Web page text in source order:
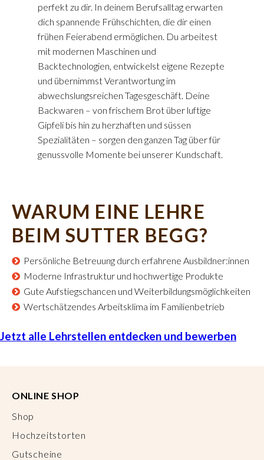
perfekt zu dir. In deinem Berufsalltag erwarten
dich spannende Frühschichten, die dir einen
frühen Feierabend ermöglichen. Du arbeitest
mit modernen Maschinen und
Backtechnologien, entwickelst eigene Rezepte
und übernimmst Verantwortung im
abwechslungsreichen Tagesgeschäft. Deine
Backwaren – von frischem Brot über luftige
Gipfeli bis hin zu herzhaften und süssen
Spezialitäten – sorgen den ganzen Tag über für
genussvolle Momente bei unserer Kundschaft.
WARUM EINE LEHRE
BEIM SUTTER BEGG?
Persönliche Betreuung durch erfahrene Ausbildner:innen
Moderne Infrastruktur und hochwertige Produkte
Gute Aufstiegschancen und Weiterbildungsmöglichkeiten
Wertschätzendes Arbeitsklima im Familienbetrieb
Jetzt alle Lehrstellen entdecken und bewerben
ONLINE SHOP
Shop
Hochzeitstorten
Gutscheine